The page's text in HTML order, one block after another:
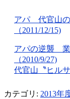
アパ 代官山の
（2011/12/15)
アパの逆襲 業
（2010/9/27)
代官山〝ヒル
カテゴリ: 2013年